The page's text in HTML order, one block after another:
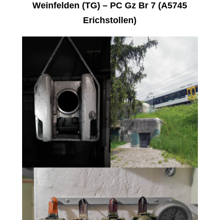
Weinfelden (TG) – PC Gz Br 7 (A5745
Erichstollen)